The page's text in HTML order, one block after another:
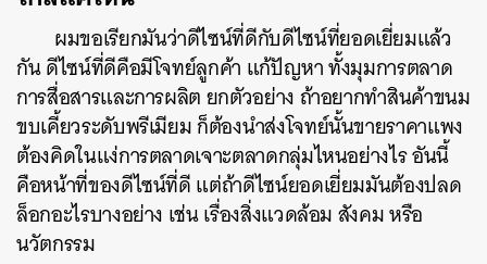
ผมขอเรียกมันว่าดีไซน์ที่ดีกับดีไซน์ที่ยอดเยี่ยมแล้ว
กัน ดีไซน์ที่ดีคือมีโจทย์ลูกค้า แก้ปัญหา ทั้งมุมการตลาด
การสื่อสารและการผลิต ยกตัวอย่าง ถ้าอยากทำสินค้าขนม
ขบเคี้ยวระดับพรีเมียม ก็ต้องนำส่งโจทย์นั้นขายราคาแพง
ต้องคิดในแง่การตลาดเจาะตลาดกลุ่มไหนอย่างไร อันนี้
คือหน้าที่ของดีไซน์ที่ดี แต่ถ้าดีไซน์ยอดเยี่ยมมันต้องปลด
ล็อกอะไรบางอย่าง เช่น เรื่องสิ่งแวดล้อม สังคม หรือ
นวัตกรรม